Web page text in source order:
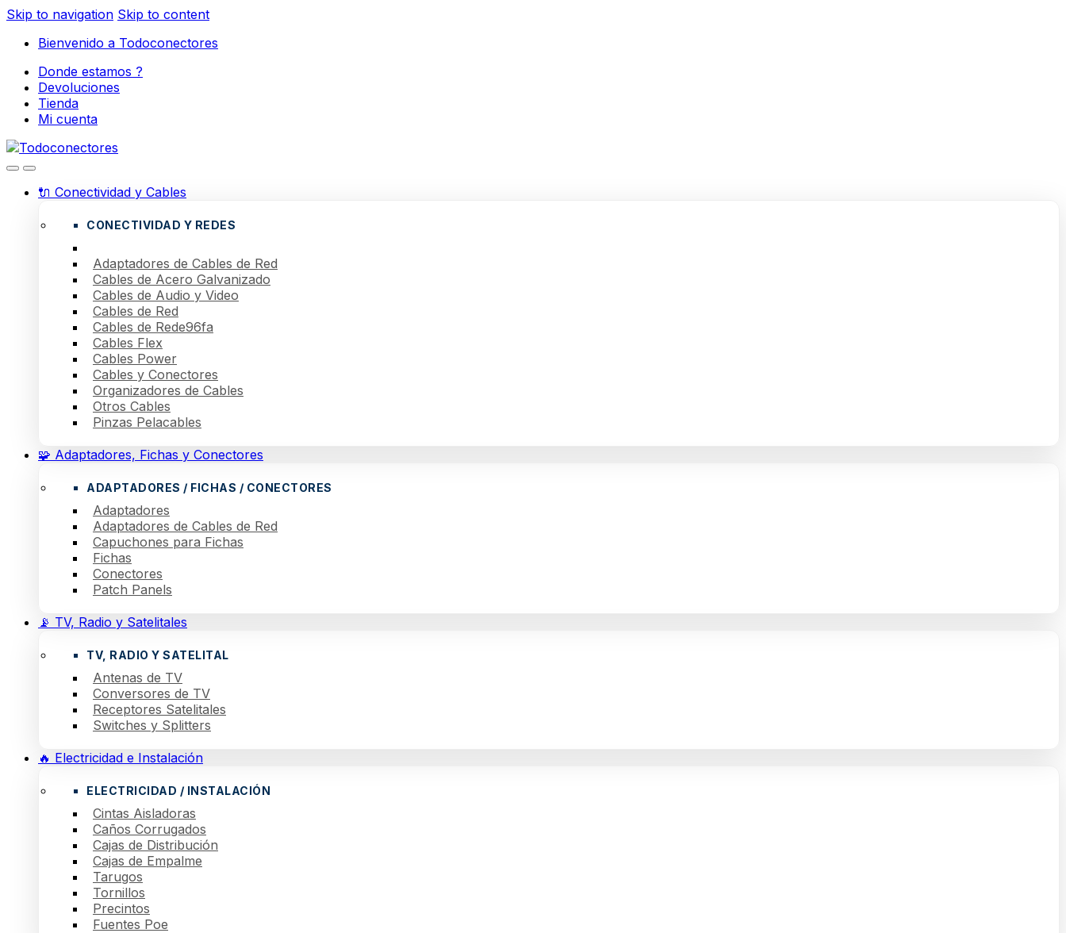
Skip to navigation Skip to content
Bienvenido a Todoconectores
Donde estamos ?
Devoluciones
Tienda
Mi cuenta
🔌 Conectividad y Cables
CONECTIVIDAD Y REDES
Adaptadores de Cables de Red
Cables de Acero Galvanizado
Cables de Audio y Video
Cables de Red
Cables de Rede96fa
Cables Flex
Cables Power
Cables y Conectores
Organizadores de Cables
Otros Cables
Pinzas Pelacables
🧩 Adaptadores, Fichas y Conectores
ADAPTADORES / FICHAS / CONECTORES
Adaptadores
Adaptadores de Cables de Red
Capuchones para Fichas
Fichas
Conectores
Patch Panels
📡 TV, Radio y Satelitales
TV, RADIO Y SATELITAL
Antenas de TV
Conversores de TV
Receptores Satelitales
Switches y Splitters
🔥 Electricidad e Instalación
ELECTRICIDAD / INSTALACIÓN
Cintas Aisladoras
Caños Corrugados
Cajas de Distribución
Cajas de Empalme
Tarugos
Tornillos
Precintos
Fuentes Poe